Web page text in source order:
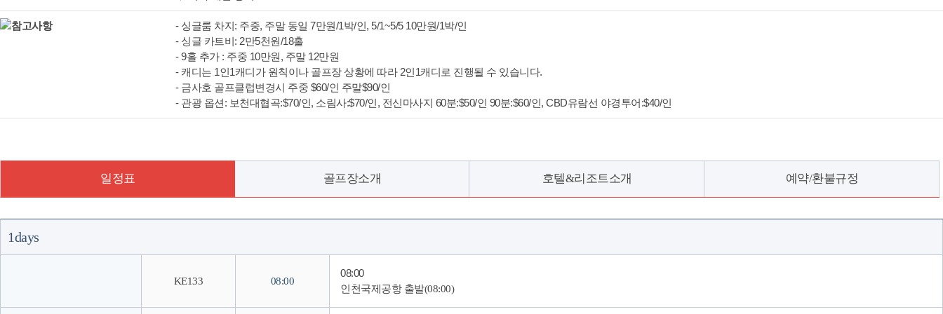
- 싱글룸 차지: 주중, 주말 동일 7만원/1박/인, 5/1~5/5 10만원/1박/인
- 싱글 카트비: 2만5천원/18홀
- 9홀 추가 : 주중 10만원, 주말 12만원
- 캐디는 1인1캐디가 원칙이나 골프장 상황에 따라 2인1캐디로 진행될 수 있습니다.
- 금사호 골프클럽변경시 주중 $60/인 주말$90/인
- 관광 옵션: 보천대협곡:$70/인, 소림사:$70/인, 전신마사지 60분:$50/인 90분:$60/인, CBD유람선 야경투어:$40/인
일정표 골프장소개 호텔&리조트소개 예약/환불규정
1days
KE133 08:00
08:00
인천국제공항 출발(08:00)